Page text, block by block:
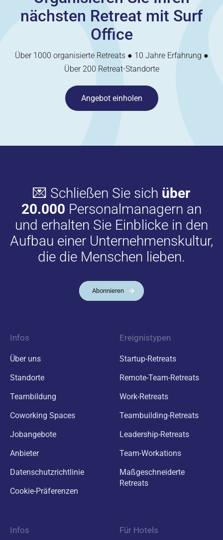
nächsten Retreat mit Surf
Office
Über 1000 organisierte Retreats ● 10 Jahre Erfahrung ●
Über 200 Retreat-Standorte
Angebot einholen
💌 Schließen Sie sich über
20.000 Personalmanagern an
und erhalten Sie Einblicke in den
Aufbau einer Unternehmenskultur,
die die Menschen lieben.
Abonnieren
Infos
Über uns
Standorte
Teambildung
Coworking Spaces
Jobangebote
Anbieter
Datenschutzrichtlinie
Cookie-Präferenzen
Ereignistypen
Startup-Retreats
Remote-Team-Retreats
Work-Retreats
Teambuilding-Retreats
Leadership-Retreats
Team-Workations
Maßgeschneiderte
Retreats
Infos Für Hotels